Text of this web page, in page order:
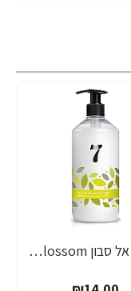
נקה 7 אל סבון Spring Blossom בניחוח תפוח וניל - 750 מ"ל